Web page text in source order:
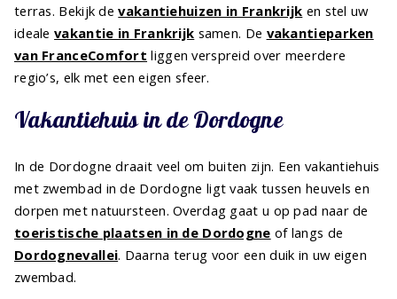
terras. Bekijk devakantiehuizen in Frankrijk en stel uw
idealevakantie in Frankrijk samen. De vakantieparken
van FranceComfort liggen verspreid over meerdere
regio’s, elk met een eigen sfeer.
Vakantiehuis in de Dordogne
In de Dordogne draait veel om buiten zijn. Een vakantiehuis
met zwembad in de Dordogne ligt vaak tussen heuvels en
dorpen met natuursteen. Overdag gaat u op pad naar de
toeristische plaatsen in de Dordogne of langs de
Dordognevallei. Daarna terug voor een duik in uw eigen
zwembad.